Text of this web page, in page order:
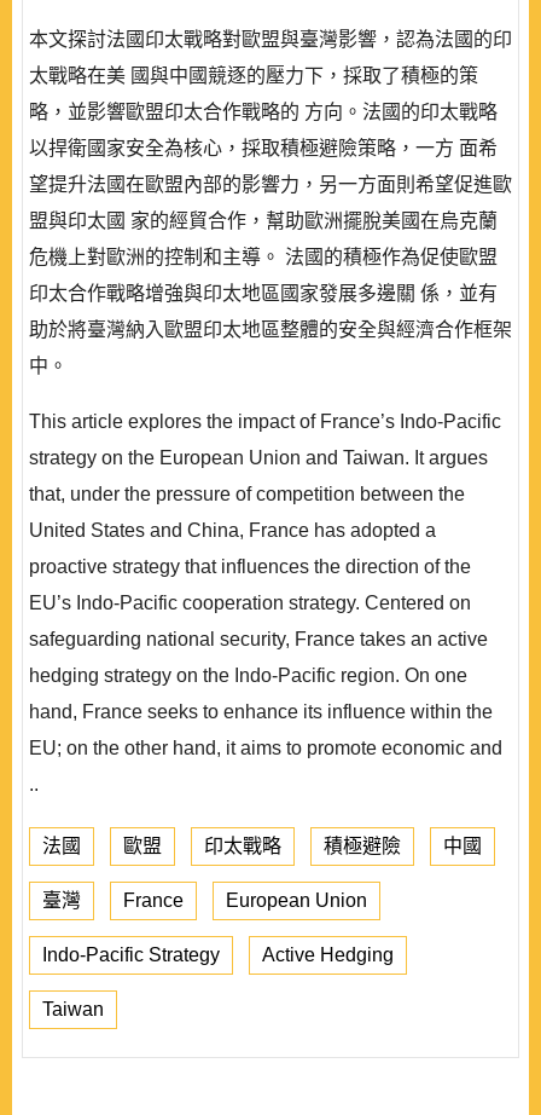
本文探討法國印太戰略對歐盟與臺灣影響，認為法國的印
太戰略在美 國與中國競逐的壓力下，採取了積極的策
略，並影響歐盟印太合作戰略的 方向。法國的印太戰略
以捍衛國家安全為核心，採取積極避險策略，一方 面希
望提升法國在歐盟內部的影響力，另一方面則希望促進歐
盟與印太國 家的經貿合作，幫助歐洲擺脫美國在烏克蘭
危機上對歐洲的控制和主導。 法國的積極作為促使歐盟
印太合作戰略增強與印太地區國家發展多邊關 係，並有
助於將臺灣納入歐盟印太地區整體的安全與經濟合作框架
中。
This article explores the impact of France’s Indo-Pacific
strategy on the European Union and Taiwan. It argues
that, under the pressure of competition between the
United States and China, France has adopted a
proactive strategy that influences the direction of the
EU’s Indo-Pacific cooperation strategy. Centered on
safeguarding national security, France takes an active
hedging strategy on the Indo-Pacific region. On one
hand, France seeks to enhance its influence within the
EU; on the other hand, it aims to promote economic and
..
法國 歐盟 印太戰略 積極避險 中國
臺灣 France European Union
Indo-Pacific Strategy Active Hedging
Taiwan